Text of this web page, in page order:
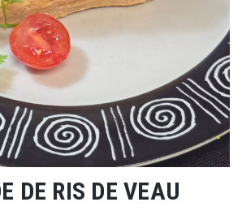
DE RIS DE VEAU